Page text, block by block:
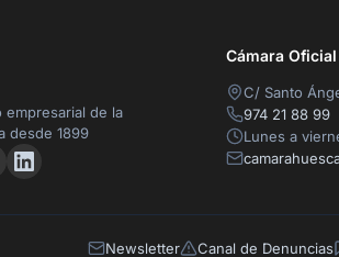
empresarial de la
desde 1899
Cámara
C/ Santo
974 21 88 99
Lunes a
Newsletter Canal de Denuncias